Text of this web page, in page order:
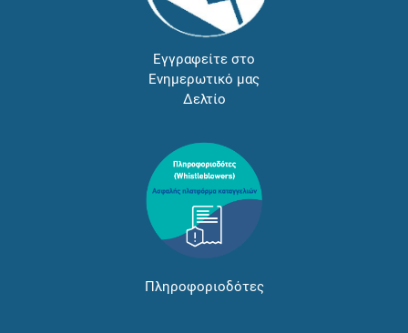
Εγγραφείτε στο
Ενημερωτικό μας
Δελτίο
Πληροφοριοδότες